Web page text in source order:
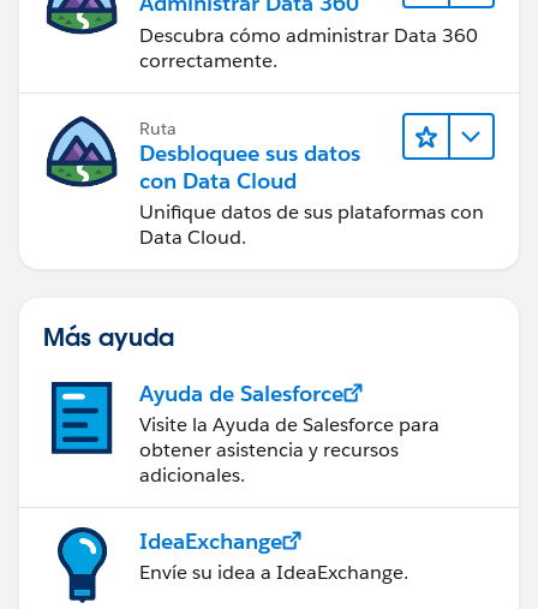
Descubra cómo administrar Data 360
correctamente.
Ruta
Desbloquee sus datos
con Data Cloud
Unifique datos de sus plataformas con
Data Cloud.
Más ayuda
Ayuda de Salesforce
Visite la Ayuda de Salesforce para
obtener asistencia y recursos
adicionales.
IdeaExchange
Envíe su idea a IdeaExchange.